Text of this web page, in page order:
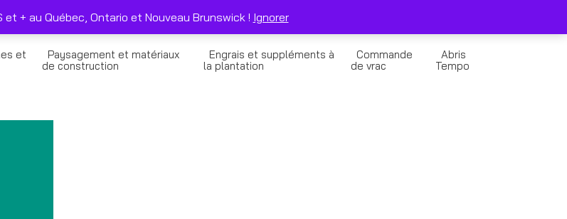
seulement Nous joindre Solde de la Carte Cadeau
et
Paysagement et matériaux
de construction
Engrais et suppléments à
la plantation
Commande
de vrac
Abris
Tempo
+ au Québec, Ontario et Nouveau Brunswick ! Ignorer